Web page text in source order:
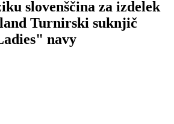
slovenščina za izdelek
Turnirski suknjič
navy